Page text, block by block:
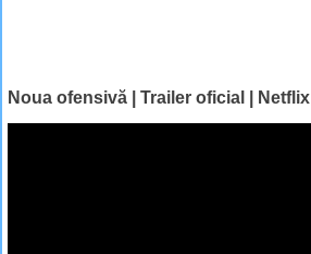
Noua ofensivă | Trailer oficial | Netflix